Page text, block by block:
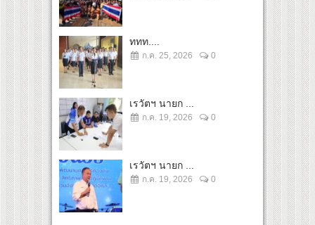
ททท....
ก.ค. 25, 2026 0
เรวัตฯ นายก ...
ก.ค. 19, 2026 0
เรวัตฯ นายก ...
ก.ค. 19, 2026 0